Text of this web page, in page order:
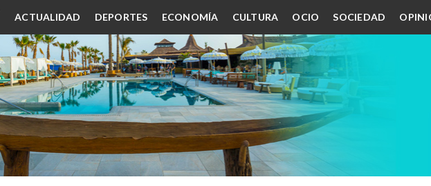
ACTUALIDAD DEPORTES ECONOMÍA CULTURA OCIO SOCIEDAD